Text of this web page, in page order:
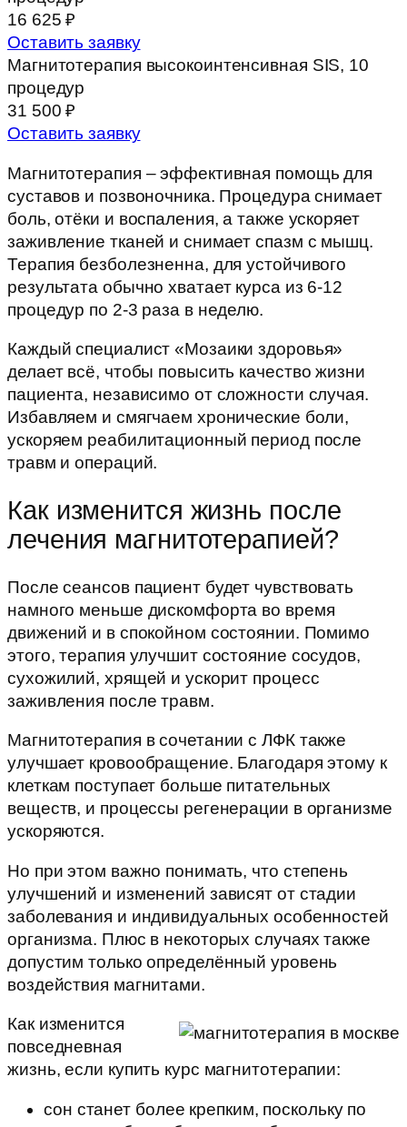
16 625 ₽
Оставить заявку
Магнитотерапия высокоинтенсивная SIS, 10
процедур
31 500 ₽
Оставить заявку
Магнитотерапия – эффективная помощь для
суставов и позвоночника. Процедура снимает
боль, отёки и воспаления, а также ускоряет
заживление тканей и снимает спазм с мышц.
Терапия безболезненна, для устойчивого
результата обычно хватает курса из 6-12
процедур по 2-3 раза в неделю.
Каждый специалист «Мозаики здоровья»
делает всё, чтобы повысить качество жизни
пациента, независимо от сложности случая.
Избавляем и смягчаем хронические боли,
ускоряем реабилитационный период после
травм и операций.
Как изменится жизнь после
лечения магнитотерапией?
После сеансов пациент будет чувствовать
намного меньше дискомфорта во время
движений и в спокойном состоянии. Помимо
этого, терапия улучшит состояние сосудов,
сухожилий, хрящей и ускорит процесс
заживления после травм.
Магнитотерапия в сочетании с ЛФК также
улучшает кровообращение. Благодаря этому к
клеткам поступает больше питательных
веществ, и процессы регенерации в организме
ускоряются.
Но при этом важно понимать, что степень
улучшений и изменений зависят от стадии
заболевания и индивидуальных особенностей
организма. Плюс в некоторых случаях также
допустим только определённый уровень
воздействия магнитами.
Как изменится
повседневная
жизнь, если купить курс магнитотерапии:
сон станет более крепким, поскольку по